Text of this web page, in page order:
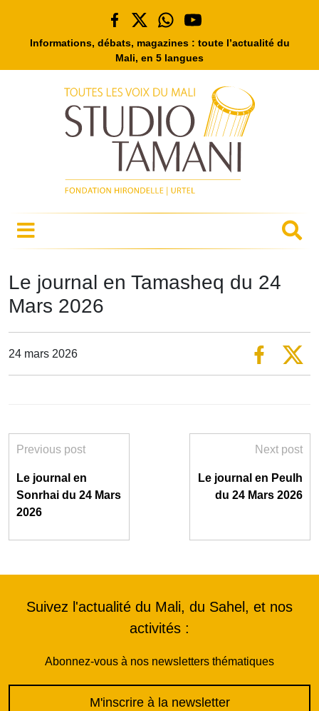
Informations, débats, magazines : toute l’actualité du
Mali, en 5 langues
Le journal en Tamasheq du 24
Mars 2026
24 mars 2026
Previous post
Le journal en
Sonrhai du 24 Mars
2026
Next post
Le journal en Peulh
du 24 Mars 2026
Suivez l'actualité du Mali, du Sahel, et nos
activités :
Abonnez-vous à nos newsletters thématiques
M'inscrire à la newsletter